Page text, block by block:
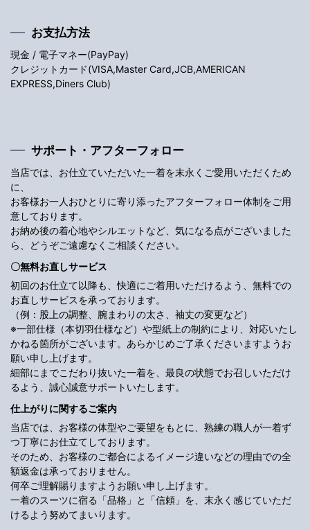
お支払方法
現金 / 電子マネー(PayPay)
クレジットカード(VISA,Master Card,JCB,AMERICAN
EXPRESS,Diners Club)
サポート・アフターフォロー
当店では、お仕立ていただいた一着を末永くご愛用いただくため
に、
お客様お一人おひとりに寄り添ったアフターフォロー体制をご用
意しております。
お納め後の着心地やシルエットなど、気になる点がございました
ら、どうぞご遠慮なくご相談ください。
〇無料お直しサービス
初回のお仕立て以降も、快適にご着用いただけるよう、無料での
お直しサービスを承っております。
（例：股上の調整、腕まわりの太さ、袖丈の変更など）
※一部仕様（本切羽仕様など）や型紙上の制約により、対応いたし
かねる箇所がございます。あらかじめご了承くださいますようお
願い申し上げます。
細部にまでこだわり抜いた一着を、最良の状態でお召しいただけ
るよう、誠心誠意サポートいたします。
仕上がりに関するご案内
当店では、お客様の体型やご要望をもとに、熟練の職人が一着ず
つ丁寧にお仕立てしております。
そのため、お客様のご都合によるイメージ違いなどの理由での全
額返金は承っておりません。
何卒ご理解賜りますようお願い申し上げます。
一着のスーツに宿る「品格」と「信頼」を、末永く感じていただ
けるよう努めてまいります。